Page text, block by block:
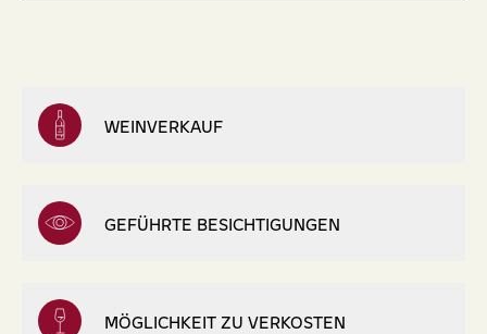
WEINVERKAUF
GEFÜHRTE BESICHTIGUNGEN
MÖGLICHKEIT ZU VERKOSTEN